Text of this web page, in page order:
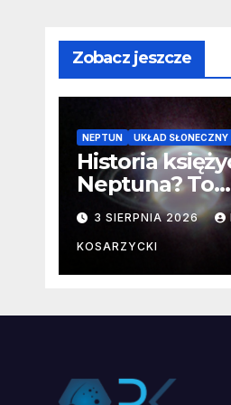
Zobacz jeszcze
NEPTUN UKŁAD SŁONECZNY
Historia
Neptuna? To
3 SIERPNIA 2026
KOSARZYCKI